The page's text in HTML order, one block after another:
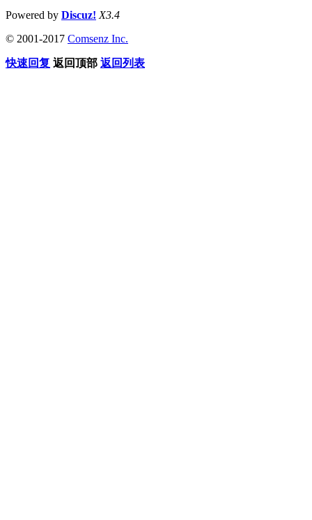
Powered by Discuz! X3.4
© 2001-2017 Comsenz Inc.
快速回复 返回顶部 返回列表